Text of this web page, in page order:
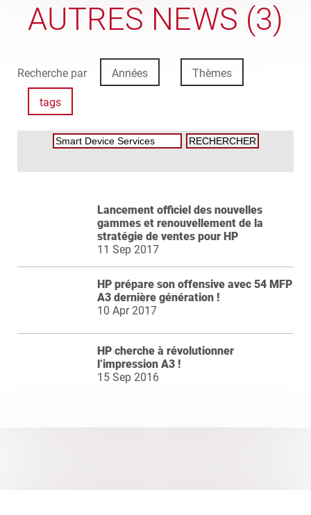
AUTRES NEWS (3)
Recherche par Années Thèmes
tags
Lancement officiel des nouvelles
gammes et renouvellement de la
stratégie de ventes pour HP
11 Sep 2017
HP prépare son offensive avec 54 MFP
A3 dernière génération !
10 Apr 2017
HP cherche à révolutionner
l’impression A3 !
15 Sep 2016